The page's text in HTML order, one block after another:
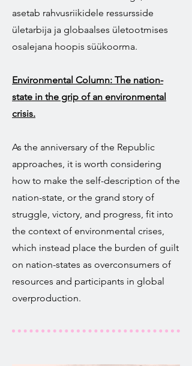
asetab rahvusriikidele ressursside
ületarbija ja globaalses ületootmises
osalejana hoopis süükoorma.
Environmental Column: The nation-
state in the grip of an environmental
crisis.
As the anniversary of the Republic
approaches, it is worth considering
how to make the self-description of the
nation-state, or the grand story of
struggle, victory, and progress, fit into
the context of environmental crises,
which instead place the burden of guilt
on nation-states as overconsumers of
resources and participants in global
overproduction.